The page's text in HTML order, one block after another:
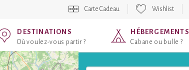
Carte Cadeau Wishlist
DESTINATIONS
Où voulez-vous partir ?
HÉBERGEMENTS
Cabane ou bulle ?